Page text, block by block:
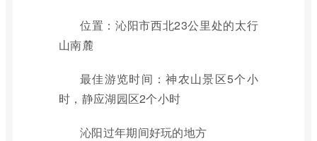
位置：沁阳市西北23公里处的太行
山南麓
最佳游览时间：神农山景区5个小
时，静应湖园区2个小时
沁阳过年期间好玩的地方